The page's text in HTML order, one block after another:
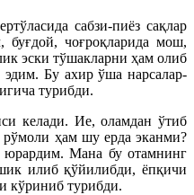
сабзи-пиёз сақлар
буғдой, чоғроқларида мош,
эски тўшакларни ҳам олиб
Бу ахир ўша нарсалар-
турибди.
келади. Ие, оламдан ўтиб
рўмоли ҳам шу ерда эканми?
юрардим. Мана бу отамнинг
илиб қўйилибди, ёпқичи
кўриниб турибди.